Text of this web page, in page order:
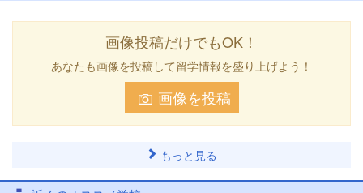
画像投稿だけでもOK！
あなたも画像を投稿して留学情報を盛り上げよう！
画像を投稿
もっと見る